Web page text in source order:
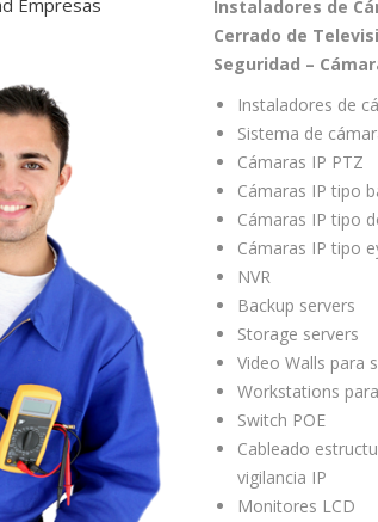
Empresas
Instaladores de
Cerrado de
Seguridad –
Instaladores de
Sistema de
Cámaras IP PTZ
Cámaras IP tipo
Cámaras IP tipo
Cámaras IP tipo
NVR
Backup servers
Storage servers
Video Walls para
Workstations
Switch POE
Cableado
vigilancia IP
Monitores LCD